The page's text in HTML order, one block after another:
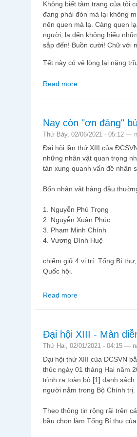
Không biết tâm trạng của tôi
đang phải đón mà lại không
nên quen mà lạ. Càng quen
người, lạ đến không hiểu
sắp đến! Buồn cười! Chữ với
Tết này có vẻ lòng lại nặng
Read more
Nay còn "ơn đảng"
Thứ Bảy, 02/06/2021 - 05:12 —
Đại hội lần thứ XIII của
những nhân vật quan trọng
tán xung quanh vấn đề nhân
Bốn nhân vật hàng đầu
1. Nguyễn Phú Trọng
2. Nguyễn Xuân Phúc
3. Phạm Minh Chính
4. Vương Đình Huệ
chiếm giữ 4 vị trí: Tổng Bí
Quốc hội.
Read more
Đại hội XIII - Màn
Thứ Hai, 02/01/2021 - 04:15 —
Đại hội thứ XIII của ĐCSVN
thúc ngày 01 tháng Hai năm
trình ra toàn bộ [1] danh
người nằm trong Bộ Chính trị.
Theo thông tin rộng rãi trên
bầu chọn làm Tổng Bí thư